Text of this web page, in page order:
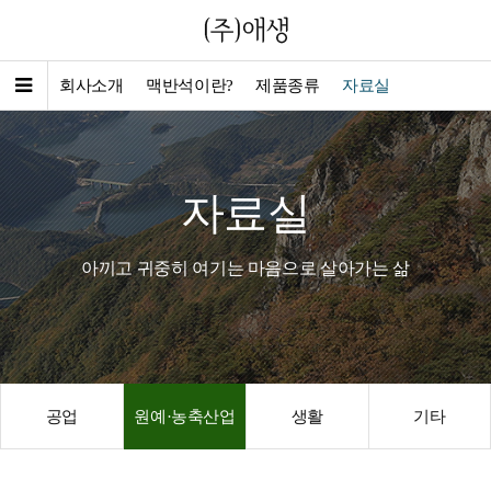
회사소개 맥반석이란? 제품종류 자료실
자료실
아끼고 귀중히 여기는 마음으로 살아가는 삶
공업 원예·농축산업 생활 기타